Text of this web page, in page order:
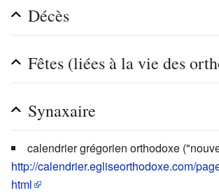
Décès
Fêtes (liées à la vie des
Synaxaire
calendrier grégorien orthodoxe
http://calendrier.egliseorthodoxe.com/
html